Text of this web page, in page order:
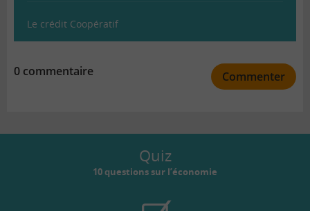
Le crédit Coopératif
0 commentaire Commenter
Quiz
10 questions sur l’économie